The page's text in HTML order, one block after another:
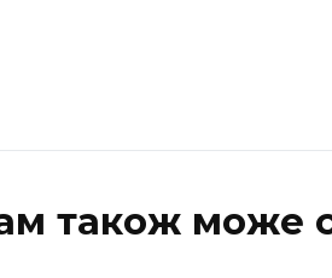
також може